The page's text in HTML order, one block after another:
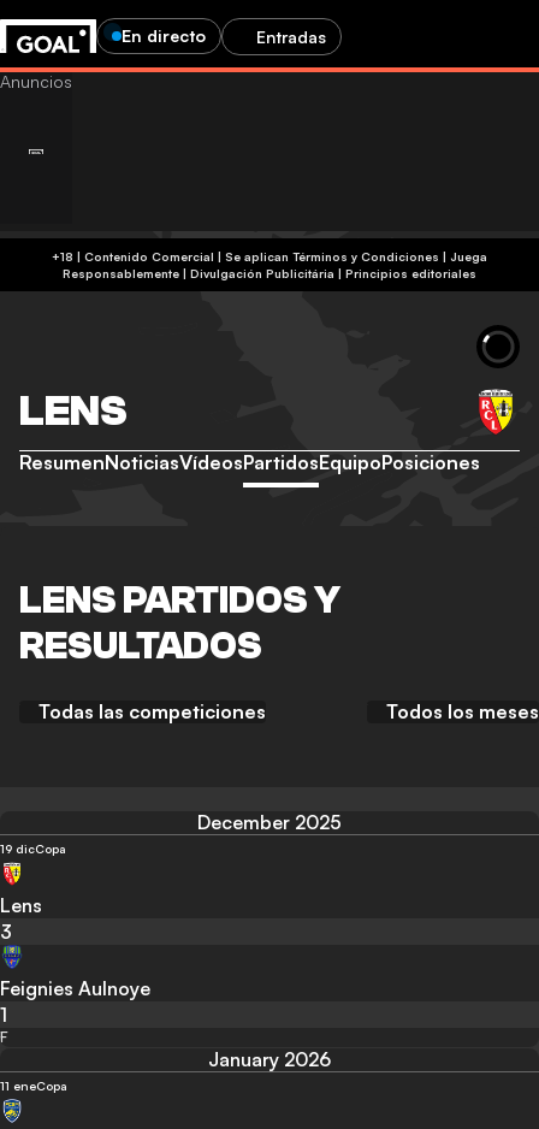
En directo Entradas
+18 | Contenido Comercial | Se aplican Términos y Condiciones | Juega
Responsablemente | Divulgación Publicitária | Principios editoriales
LENS
ResumenNoticiasVídeosPartidosEquipoPosiciones
LENS PARTIDOS Y
RESULTADOS
Todas las competiciones Todos los meses
December 2025
19 dicCopa
Lens
3
Feignies Aulnoye
1
F
January 2026
11 eneCopa